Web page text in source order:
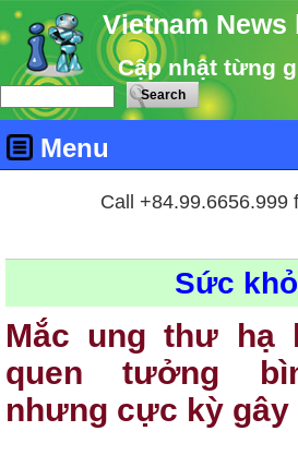
Vietnam News
Cập nhật từng
Menu
Call +84.99.6656.999
Sức
Mắc ung thư hạ
quen tưởng
nhưng cực kỳ gây